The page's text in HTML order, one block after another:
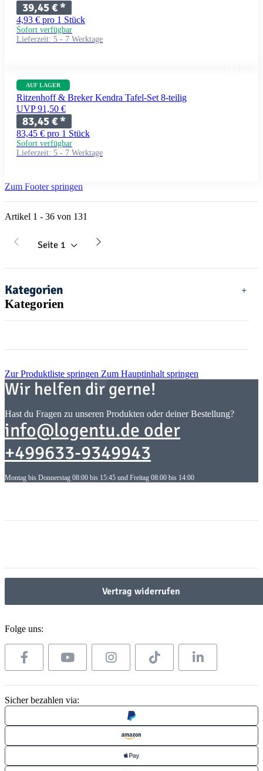
39,45 €*
4,93 € pro 1 Stück
Sofort verfügbar
Lieferzeit: 5 - 7 Werktage
AUF LAGER
Ritzenhoff & Breker Kendra Tafel-Set 8-teilig
UVP 91,50 €
83,45 €*
83,45 € pro 1 Stück
Sofort verfügbar
Lieferzeit: 5 - 7 Werktage
Zum Footer springen
Artikel 1 - 36 von 131
Seite 1
Kategorien
Kategorien
Zur Produktliste springen Zum Hauptinhalt springen
Wir helfen dir gerne!
Hast du Fragen zu unseren Produkten oder deiner Bestellung?
info@logentu.de oder
+499633-9349943
Montag bis Donnerstag 08:00 bis 15:45 und Freitag 08:00 bis 14:00
Vertrag widerrufen
Folge uns:
Sicher bezahlen via: